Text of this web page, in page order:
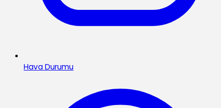
Hava Durumu